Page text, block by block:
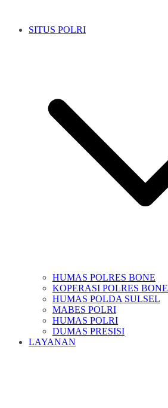
SITUS POLRI
HUMAS POLRES BONE
KOPERASI POLRES BONE
HUMAS POLDA SULSEL
MABES POLRI
HUMAS POLRI
DUMAS PRESISI
LAYANAN